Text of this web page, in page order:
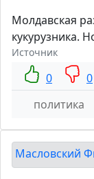
Молдавская
кукурузника.
Источник
0 0
политика
Масловский